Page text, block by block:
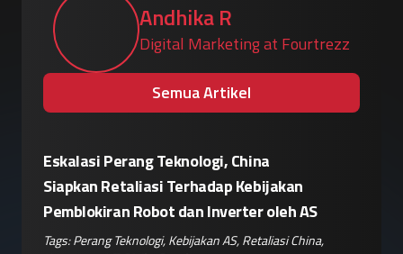
Andhika R
Digital Marketing at Fourtrezz
Semua Artikel
Eskalasi Perang Teknologi, China
Siapkan Retaliasi Terhadap Kebijakan
Pemblokiran Robot dan Inverter oleh AS
Tags:Perang Teknologi,Kebijakan AS,Retaliasi China,